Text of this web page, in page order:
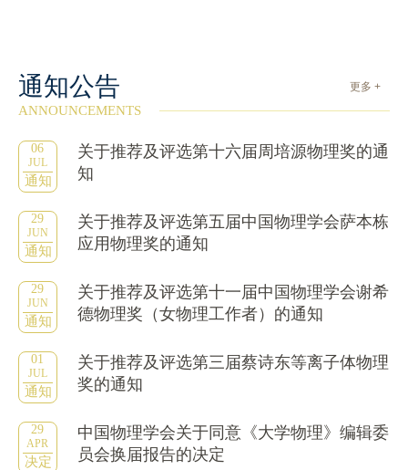
通知公告 更多 +
ANNOUNCEMENTS
06
JUL
通知
关于推荐及评选第十六届周培源物理奖的通
知
29
JUN
通知
关于推荐及评选第五届中国物理学会萨本栋
应用物理奖的通知
29
JUN
通知
关于推荐及评选第十一届中国物理学会谢希
德物理奖（女物理工作者）的通知
01
JUL
通知
关于推荐及评选第三届蔡诗东等离子体物理
奖的通知
29
APR
决定
中国物理学会关于同意《大学物理》编辑委
员会换届报告的决定